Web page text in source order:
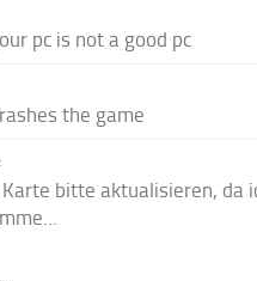
pc is not a good pc
the game
bitte aktualisieren, da